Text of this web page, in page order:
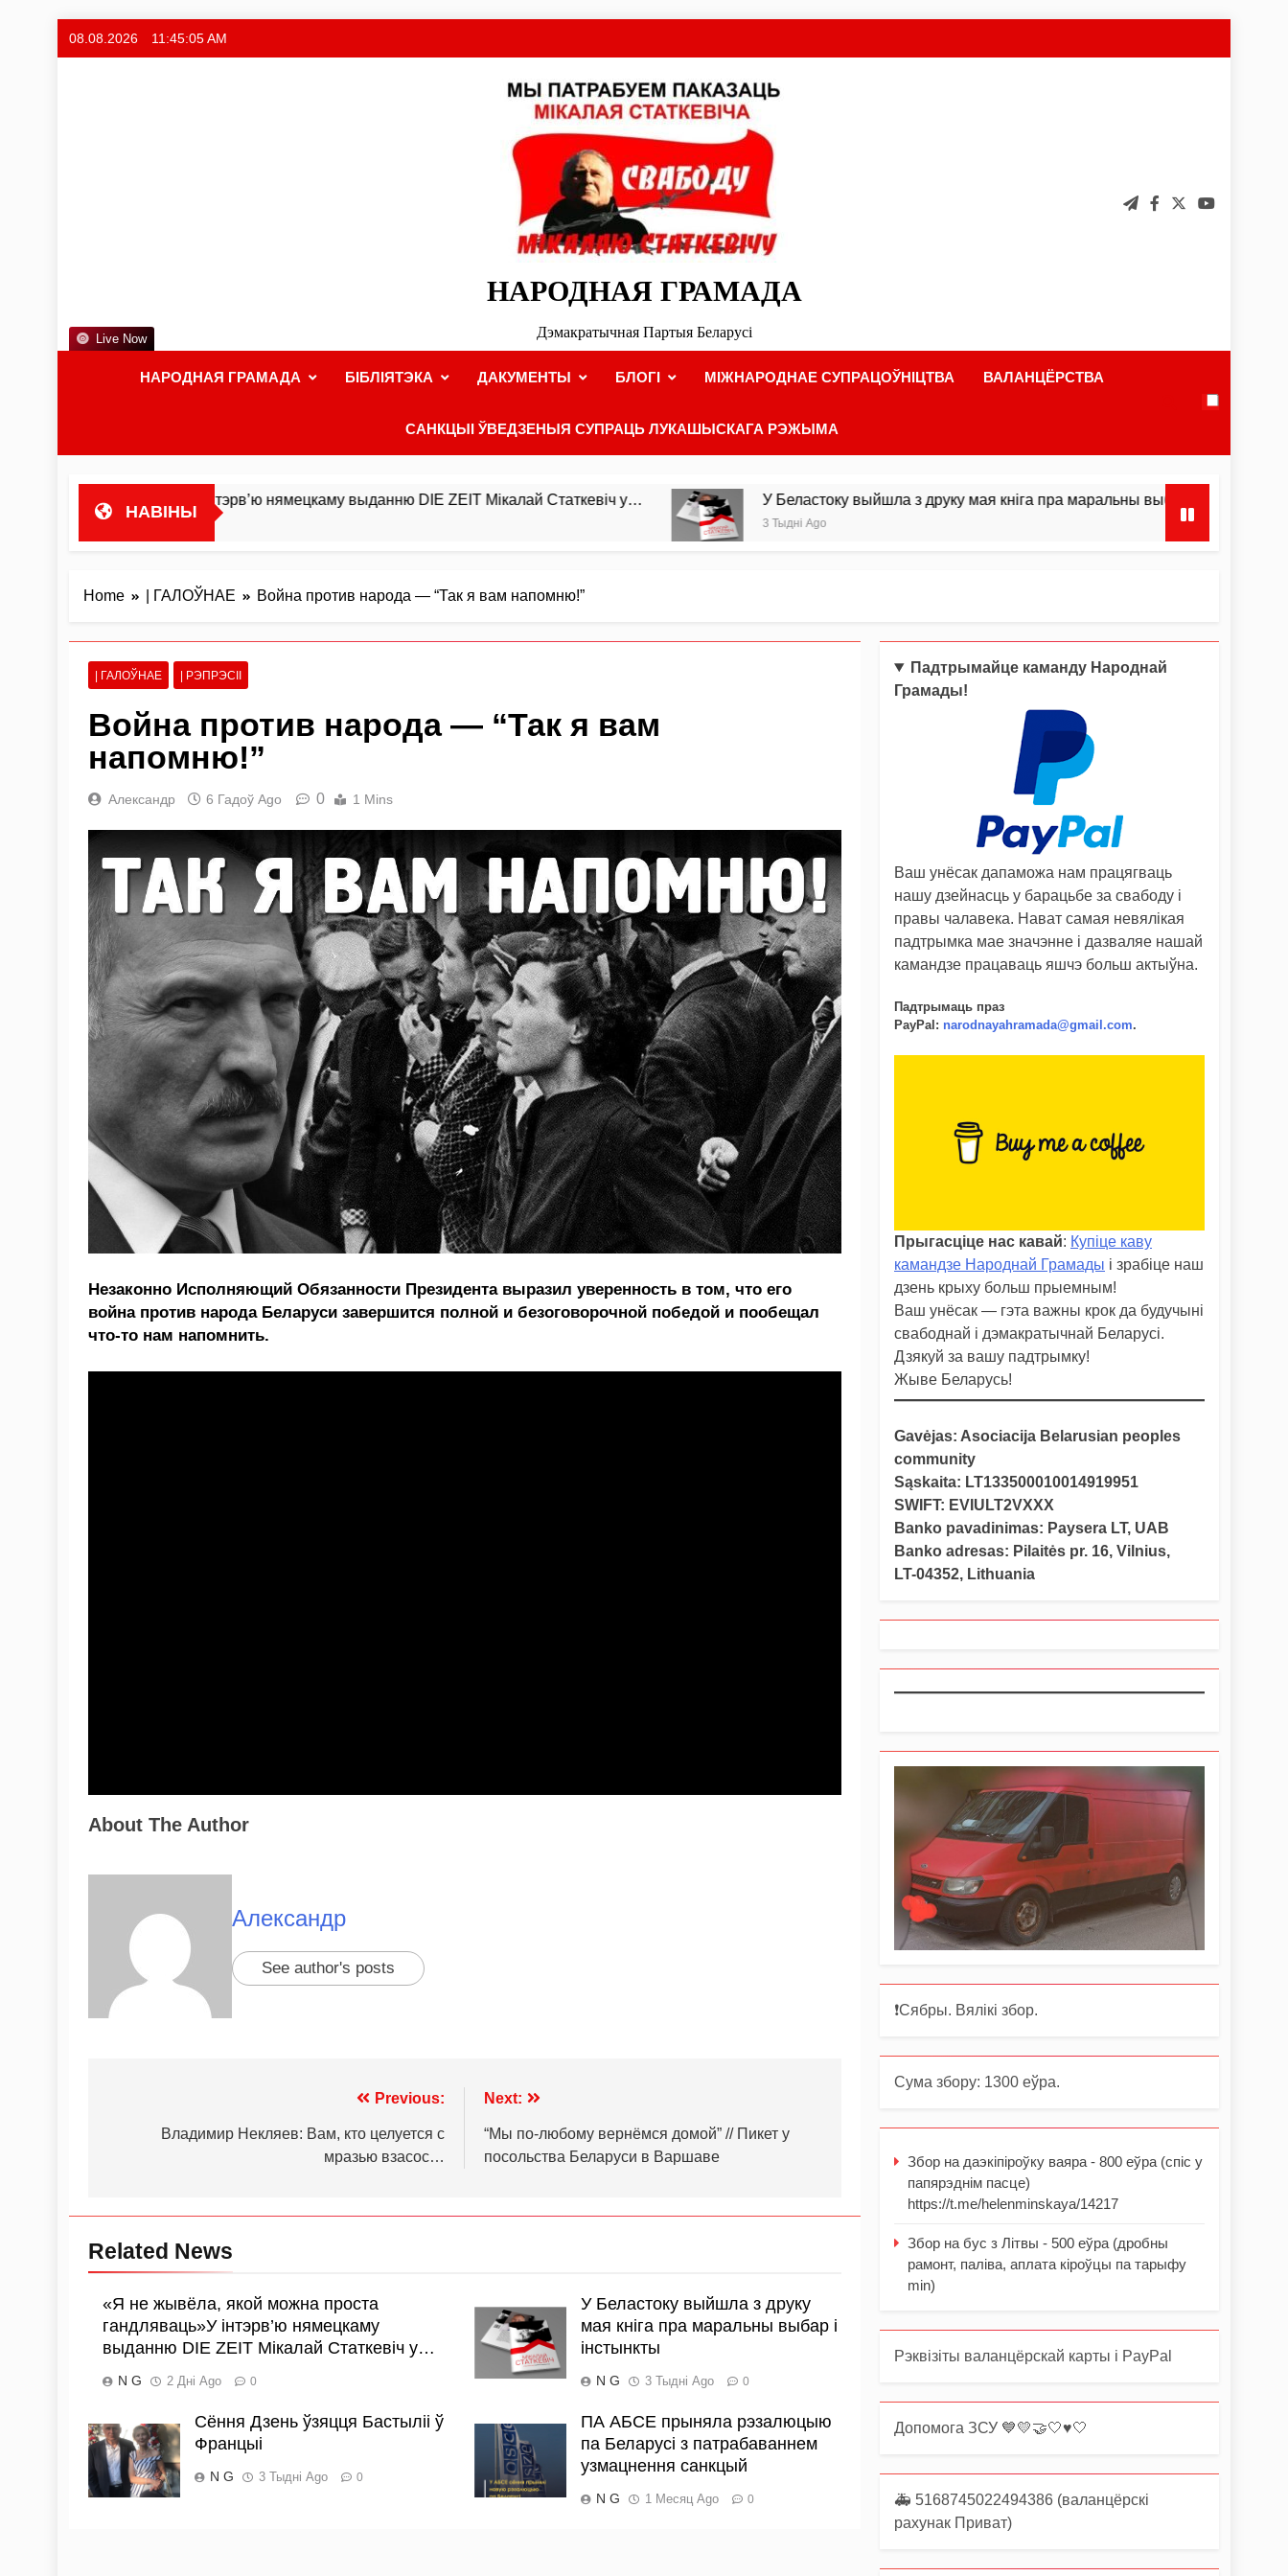
08.08.2026 11:45:05 AM
НАРОДНАЯ ГРАМАДА
Дэмакратычная Партыя Беларусі
НАРОДНАЯ ГРАМАДА БІБЛІЯТЭКА ДАКУМЕНТЫ БЛОГІ МІЖНАРОДНАЕ СУПРАЦОЎНІЦТВА ВАЛАНЦЁРСТВА
САНКЦЫІ ЎВЕДЗЕНЫЯ СУПРАЦЬ ЛУКАШЫСКАГА РЭЖЫМА
Live Now
НАВІНЫ
гандляваць»У інтэрв’ю нямецкаму выданню DIE ZEIT Мікалай Статкевіч у… У Беластоку выйшла з друку мая кніга пра маральны выбар і інстынкты
3 Тыдні Ago
Home | ГАЛОЎНАЕ Война против народа — “Так я вам напомню!”
| ГАЛОЎНАЕ | РЭПРЭСІІ
Война против народа — “Так я вам
напомню!”
Александр 6 Гадоў Ago 0 1 Mins
Незаконно Исполняющий Обязанности Президента выразил уверенность в том, что его
война против народа Беларуси завершится полной и безоговорочной победой и пообещал
что-то нам напомнить.
About The Author
Александр
See author's posts
Previous:
Владимир Некляев: Вам, кто целуется с
мразью взасос…
Next:
“Мы по-любому вернёмся домой” // Пикет у
посольства Беларуси в Варшаве
Related News
«Я не жывёла, якой можна проста
гандляваць»У інтэрв’ю нямецкаму
выданню DIE ZEIT Мікалай Статкевіч у…
N G 2 Дні Ago 0
У Беластоку выйшла з друку
мая кніга пра маральны выбар і
інстынкты
N G 3 Тыдні Ago 0
Сёння Дзень ўзяцця Бастыліі ў
Францыі
N G 3 Тыдні Ago 0
ПА АБСЕ прыняла рэзалюцыю
па Беларусі з патрабаваннем
узмацнення санкцый
N G 1 Месяц Ago 0
Падтрымайце каманду Народнай
Грамады!
Ваш унёсак дапаможа нам працягваць
нашу дзейнасць у барацьбе за свабоду і
правы чалавека. Нават самая невялікая
падтрымка мае значэнне і дазваляе нашай
камандзе працаваць яшчэ больш актыўна.
Падтрымаць праз
PayPal : narodnayahramada@gmail.com.
Прыгасціце нас кавай: Купіце каву
камандзе Народнай Грамады і зрабіце наш
дзень крыху больш прыемным!
Ваш унёсак — гэта важны крок да будучыні
свабоднай і дэмакратычнай Беларусі.
Дзякуй за вашу падтрымку!
Жыве Беларусь!
Gavėjas: Asociacija Belarusian peoples
community
Sąskaita: LT133500010014919951
SWIFT: EVIULT2VXXX
Banko pavadinimas: Paysera LT, UAB
Banko adresas: Pilaitės pr. 16, Vilnius,
LT-04352, Lithuania
❗️Сябры. Вялікі збор.
Сума збору: 1300 еўра.
Збор на даэкіпіроўку ваяра - 800 еўра (спіс у
папярэднім пасце)
https://t.me/helenminskaya/14217
Збор на бус з Літвы - 500 еўра (дробны
рамонт, паліва, аплата кіроўцы па тарыфу
min)
Рэквізіты валанцёрскай карты і PayPal
Допомога ЗСУ 💙💛🤝🤍♥️🤍
🚑 5168745022494386 (валанцёрскі
рахунак Приват)